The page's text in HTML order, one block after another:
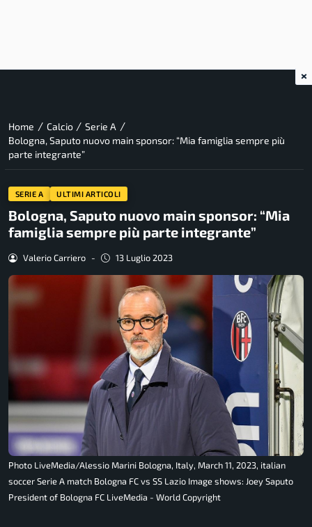
Home / Calcio / Serie A /
Bologna, Saputo nuovo main sponsor: “Mia famiglia sempre più
parte integrante”
SERIE A ULTIMI ARTICOLI
Bologna, Saputo nuovo main sponsor: “Mia
famiglia sempre più parte integrante”
Valerio Carriero - 13 Luglio 2023
Photo LiveMedia/Alessio Marini Bologna, Italy, March 11, 2023, italian
soccer Serie A match Bologna FC vs SS Lazio Image shows: Joey Saputo
President of Bologna FC LiveMedia - World Copyright
×